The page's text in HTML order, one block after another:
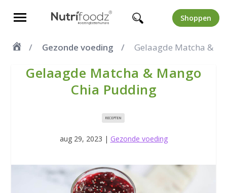
Shoppen
Gezonde voeding Gelaagde Matcha &
Gelaagde Matcha & Mango
Chia Pudding
RECEPTEN
aug 29, 2023 | Gezonde voeding